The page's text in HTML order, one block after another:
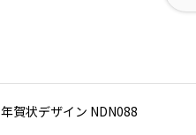
年賀状デザイン NDN088